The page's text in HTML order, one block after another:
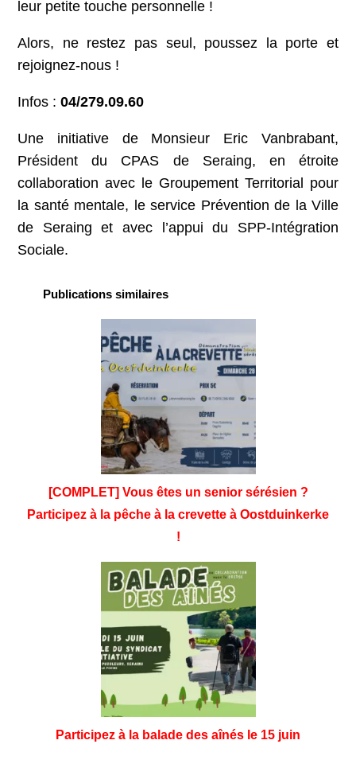
leur petite touche personnelle !
Alors, ne restez pas seul, poussez la porte et
rejoignez-nous !
Infos : 04/279.09.60
Une initiative de Monsieur Eric Vanbrabant,
Président du CPAS de Seraing, en étroite
collaboration avec le Groupement Territorial pour
la santé mentale, le service Prévention de la Ville
de Seraing et avec l’appui du SPP-Intégration
Sociale.
Publications similaires
[COMPLET] Vous êtes un senior sérésien ?
Participez à la pêche à la crevette à Oostduinkerke
!
Participez à la balade des aînés le 15 juin